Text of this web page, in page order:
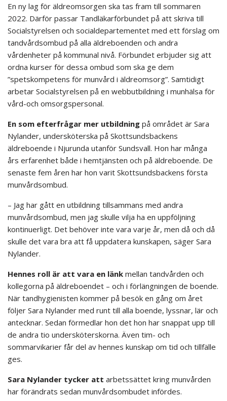
En ny lag för äldreomsorgen ska tas fram till sommaren
2022. Därför passar Tandläkarförbundet på att skriva till
Socialstyrelsen och socialdepartementet med ett förslag om
tandvårdsombud på alla äldreboenden och andra
vårdenheter på kommunal nivå. Förbundet erbjuder sig att
ordna kurser för dessa ombud som ska ge dem
”spetskompetens för munvård i äldreomsorg”. Samtidigt
arbetar Socialstyrelsen på en webbutbildning i munhälsa för
vård-och omsorgspersonal.
En som efterfrågar mer utbildning på området är Sara
Nylander, undersköterska på Skottsundsbackens
äldreboende i Njurunda utanför Sundsvall. Hon har många
års erfarenhet både i hemtjänsten och på äldreboende. De
senaste fem åren har hon varit Skottsundsbackens första
munvårdsombud.
– Jag har gått en utbildning tillsammans med andra
munvårdsombud, men jag skulle vilja ha en uppföljning
kontinuerligt. Det behöver inte vara varje år, men då och då
skulle det vara bra att få uppdatera kunskapen, säger Sara
Nylander.
Hennes roll är att vara en länk mellan tandvården och
kollegorna på äldreboendet – och i förlängningen de boende.
När tandhygienisten kommer på besök en gång om året
följer Sara Nylander med runt till alla boende, lyssnar, lär och
antecknar. Sedan förmedlar hon det hon har snappat upp till
de andra tio undersköterskorna. Även tim- och
sommarvikarier får del av hennes kunskap om tid och tillfälle
ges.
Sara Nylander tycker att arbetssättet kring munvården
har förändrats sedan munvårdsombudet infördes.